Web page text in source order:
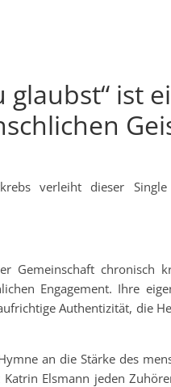
glaubst“ ist
verleiht dieser
Gemeinschaft chronisch
Engagement. Ihre
Authentizität, die
an die Stärke des
Elsmann jeden